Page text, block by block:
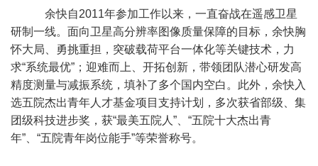
余快自2011年参加工作以来，一直奋战在遥感卫星
研制一线。面向卫星高分辨率图像质量保障的目标，余快胸
怀大局、勇挑重担，突破载荷平台一体化等关键技术，力
求“系统最优”；迎难而上、开拓创新，带领团队潜心研发高
精度测量与减振系统，填补了多个国内空白。此外，余快入
选五院杰出青年人才基金项目支持计划，多次获省部级、集
团级科技进步奖，获“最美五院人”、“五院十大杰出青
年”、“五院青年岗位能手”等荣誉称号。